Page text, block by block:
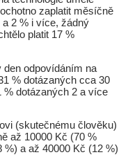
zaplatit měsíčně
a 2 % i více, žádný
platit 17 %
den odpovídáním na
% dotázaných cca 30
% dotázaných 2 a více
(skutečnému člověku)
až 10000 Kč (70 %
a až 40000 Kč (12 %)